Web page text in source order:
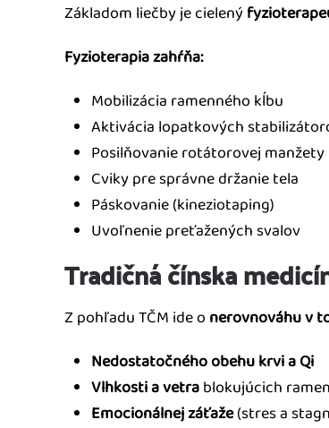
Základom liečby je cielený
Fyzioterapia zahŕňa:
Mobilizácia ramenného kĺbu
Aktivácia lopatkových
Posilňovanie rotátorovej manžety
Cviky pre správne držanie tela
Páskovanie (kineziotaping)
Uvoľnenie preťažených svalov
Tradičná čínska
Z pohľadu TČM ide o nerovnováhu v
Nedostatočného obehu krvi a Qi
Vlhkosti a vetrablokujúcich
Emocionálnej záťaže(stres a